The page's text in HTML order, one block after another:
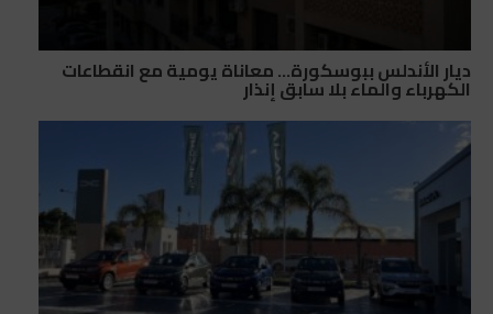
ديار الأندلس ببوسكورة… معاناة يومية مع انقطاعات
الكهرباء والماء بلا سابق إنذار